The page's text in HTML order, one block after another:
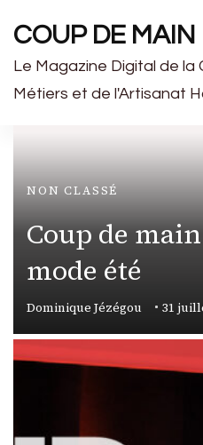
COUP DE MAIN
Le Magazine Digital de la
Métiers et de l'Artisanat
NON CLASSÉ
Coup de
mode été
Dominique Jézégou 31